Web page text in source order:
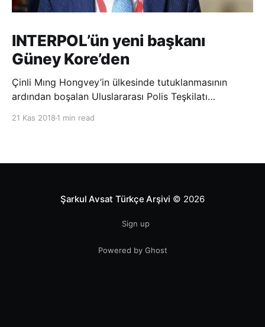
INTERPOL’ün yeni başkanı
Güney Kore’den
Çinli Mıng Hongvey’in ülkesinde tutuklanmasının
ardından boşalan Uluslararası Polis Teşkilatı
21 Kas 2018 1 min read
Şarkul Avsat Türkçe Arşivi © 2026
Sign up
Powered by Ghost